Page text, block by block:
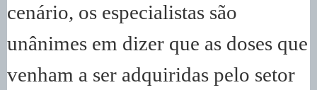
cenário, os especialistas são
unânimes em dizer que as doses que
venham a ser adquiridas pelo setor